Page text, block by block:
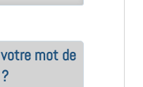
mot de